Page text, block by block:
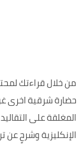
من خلال قراءتك
حضارة شرقية اخرى
المغلقة على
الإنكليزية وشرحٍ عن